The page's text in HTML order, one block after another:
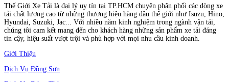
Thế Giới Xe Tải là đại lý uy tín tại TP.HCM chuyên phân phối các dòng xe
tải chất lượng cao từ những thương hiệu hàng đầu thế giới như Isuzu, Hino,
Hyundai, Suzuki, Jac... Với nhiều năm kinh nghiệm trong ngành vận tải,
chúng tôi cam kết mang đến cho khách hàng những sản phẩm xe tải đáng
tin cậy, hiệu suất vượt trội và phù hợp với mọi nhu cầu kinh doanh.
Giới Thiệu
Dịch Vụ Đồng Sơn